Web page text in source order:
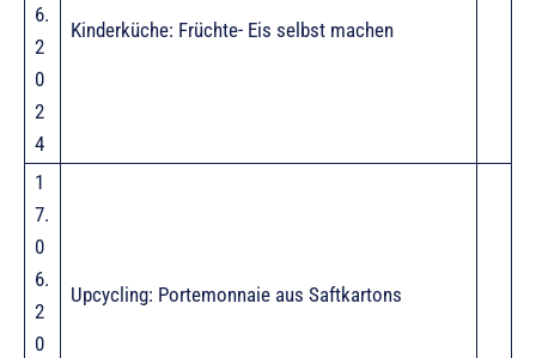
6.
2
0
2
4
Kinderküche: Früchte- Eis selbst machen
1
7.
0
6.
2
0
Upcycling: Portemonnaie aus Saftkartons